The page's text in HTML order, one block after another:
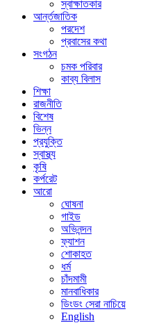
স্বাক্ষাতকার
আর্ন্তজাতিক
পরদেশ
প্রবাসের কথা
সংগঠন
চমক পরিবার
কাব্য বিলাস
শিক্ষা
রাজনীতি
বিশেষ
ভিন্ন
প্রযুক্তি
স্বাস্থ্য
কৃষি
কর্পরেট
আরো
ঘোষনা
গাইড
অভিনন্দন
ফ্যাশন
শোকাহত
ধর্ম
চাঁদমামী
মানবাধিকার
ডিংডং সেরা নাচিয়ে
English